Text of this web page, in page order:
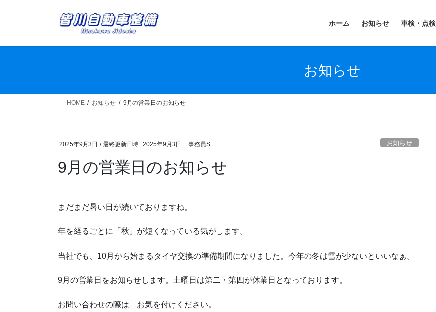
ホーム お知らせ 車検・点検
お知らせ
HOME お知らせ 9月の営業日のお知らせ
2025年9月3日 / 最終更新日時 : 2025年9月3日 事務員S お知らせ
9月の営業日のお知らせ
まだまだ暑い日が続いておりますね。
年を経るごとに「秋」が短くなっている気がします。
当社でも、10月から始まるタイヤ交換の準備期間になりました。今年の冬は雪が少ないといいなぁ。
9月の営業日をお知らせします。土曜日は第二・第四が休業日となっております。
お問い合わせの際は、お気を付けください。